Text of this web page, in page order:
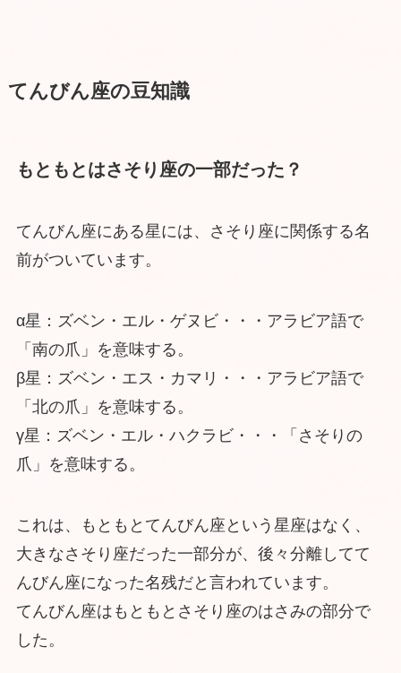
てんびん座の豆知識
もともとはさそり座の一部だった？
てんびん座にある星には、さそり座に関係する名
前がついています。
α星：ズベン・エル・ゲヌビ・・・アラビア語で
「南の爪」を意味する。
β星：ズベン・エス・カマリ・・・アラビア語で
「北の爪」を意味する。
γ星：ズベン・エル・ハクラビ・・・「さそりの
爪」を意味する。
これは、もともとてんびん座という星座はなく、
大きなさそり座だった一部分が、後々分離してて
んびん座になった名残だと言われています。
てんびん座はもともとさそり座のはさみの部分で
した。